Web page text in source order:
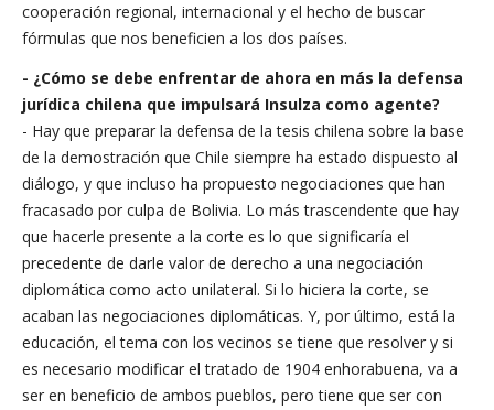
cooperación regional, internacional y el hecho de buscar
fórmulas que nos beneficien a los dos países.
- ¿Cómo se debe enfrentar de ahora en más la defensa
jurídica chilena que impulsará Insulza como agente?
- Hay que preparar la defensa de la tesis chilena sobre la base
de la demostración que Chile siempre ha estado dispuesto al
diálogo, y que incluso ha propuesto negociaciones que han
fracasado por culpa de Bolivia. Lo más trascendente que hay
que hacerle presente a la corte es lo que significaría el
precedente de darle valor de derecho a una negociación
diplomática como acto unilateral. Si lo hiciera la corte, se
acaban las negociaciones diplomáticas. Y, por último, está la
educación, el tema con los vecinos se tiene que resolver y si
es necesario modificar el tratado de 1904 enhorabuena, va a
ser en beneficio de ambos pueblos, pero tiene que ser con